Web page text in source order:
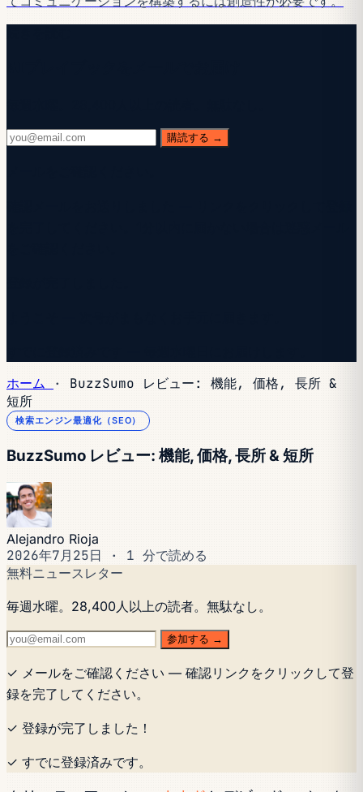
購読する →
ホーム ·
BuzzSumo レビュー: 機能, 価格, 長所 &
短所
検索エンジン最適化（SEO）
BuzzSumo レビュー: 機能, 価格, 長所 & 短所
Alejandro Rioja
2026年7月25日 ·
1 分で読める
無料ニュースレター
毎週水曜。28,400人以上の読者。無駄なし。
参加する →
✓ メールをご確認ください — 確認リンクをクリックして登
録を完了してください。
✓ 登録が完了しました！
✓ すでに登録済みです。